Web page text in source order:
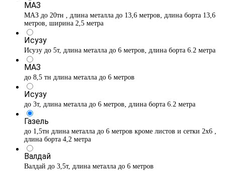
МАЗ
МАЗ до 20тн , длина металла до 13,6 метров, длина борта 13,6
метров, ширина 2,5 метра
Исузу
Исузу до 5т, длина металла до 6 метров, длина борта 6.2 метра
МАЗ
до 8,5 тн длина металла до 6 метров
Исузу
до 3т, длина металла до 6 метров, длина борта 6.2 метра
Газель
до 1,5тн длина металла до 6 метров кроме листов и сетки 2х6 ,
длина борта 4,2 метра
Валдай
Валдай до 3,5т, длина металла до 6 метров